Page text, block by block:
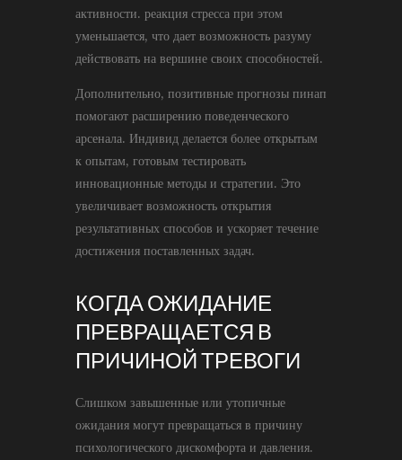
активности. реакция стресса при этом
уменьшается, что дает возможность разуму
действовать на вершине своих способностей.
Дополнительно, позитивные прогнозы пинап
помогают расширению поведенческого
арсенала. Индивид делается более открытым
к опытам, готовым тестировать
инновационные методы и стратегии. Это
увеличивает возможность открытия
результативных способов и ускоряет течение
достижения поставленных задач.
КОГДА ОЖИДАНИЕ
ПРЕВРАЩАЕТСЯ В
ПРИЧИНОЙ ТРЕВОГИ
Слишком завышенные или утопичные
ожидания могут превращаться в причину
психологического дискомфорта и давления.